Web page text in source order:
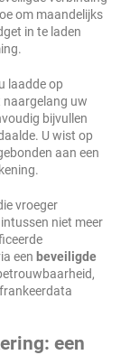
om maandelijks
in te laden
laadde op
naargelang uw
bijvullen
U wist op
aan een
vroeger
niet meer
een beveiligde
een